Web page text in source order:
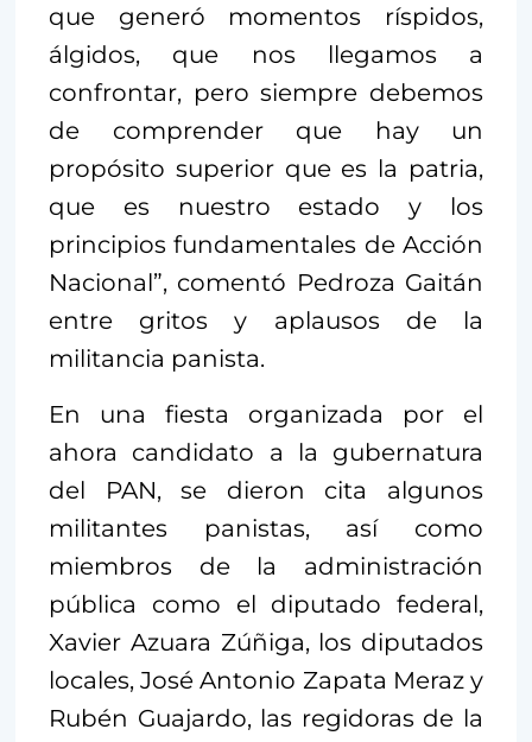
que generó momentos ríspidos,
álgidos, que nos llegamos a
confrontar, pero siempre debemos
de comprender que hay un
propósito superior que es la patria,
que es nuestro estado y los
principios fundamentales de Acción
Nacional”, comentó Pedroza Gaitán
entre gritos y aplausos de la
militancia panista.
En una fiesta organizada por el
ahora candidato a la gubernatura
del PAN, se dieron cita algunos
militantes panistas, así como
miembros de la administración
pública como el diputado federal,
Xavier Azuara Zúñiga, los diputados
locales, José Antonio Zapata Meraz y
Rubén Guajardo, las regidoras de la